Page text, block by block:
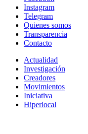
Instagram
Telegram
Quienes somos
Transparencia
Contacto
Actualidad
Investigación
Creadores
Movimientos
Iniciativa
Hiperlocal